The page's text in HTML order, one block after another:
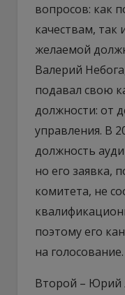
вопросов: как
качествам, так
желаемой
Валерий
подавал свою
должности: от
управления. В
должность
но его заявка,
комитета, не
поэтому его
на голосование.
Второй – Юрий